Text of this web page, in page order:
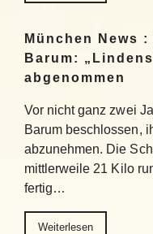
München News
Barum:
abgenommen
Vor nicht ganz zwei
Barum beschlossen,
abzunehmen. Die
mittlerweile 21 Kilo
fertig…
Weiterlesen